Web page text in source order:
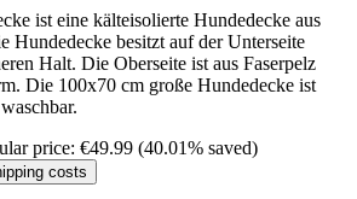
ist eine kälteisolierte Hundedecke aus
Hundedecke besitzt auf der Unterseite
Halt. Die Oberseite ist aus Faserpelz
Die 100x70 cm große Hundedecke ist
price: €49.99 (40.01% saved)
costs